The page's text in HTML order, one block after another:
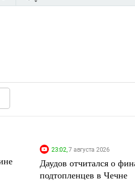
23:02,7 августа 2026
Даудов отчитался о
подтопленцев в Чечне